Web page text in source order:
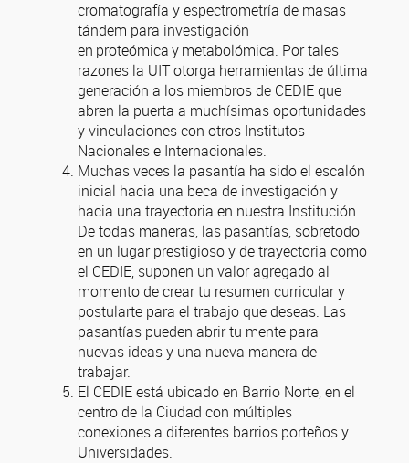
cromatografía y espectrometría de masas
tándem para investigación
en proteómica y metabolómica. Por tales
razones la UIT otorga herramientas de última
generación a los miembros de CEDIE que
abren la puerta a muchísimas oportunidades
y vinculaciones con otros Institutos
Nacionales e Internacionales.
Muchas veces la pasantía ha sido el escalón
inicial hacia una beca de investigación y
hacia una trayectoria en nuestra Institución.
De todas maneras, las pasantías, sobretodo
en un lugar prestigioso y de trayectoria como
el CEDIE, suponen un valor agregado al
momento de crear tu resumen curricular y
postularte para el trabajo que deseas. Las
pasantías pueden abrir tu mente para
nuevas ideas y una nueva manera de
trabajar.
El CEDIE está ubicado en Barrio Norte, en el
centro de la Ciudad con múltiples
conexiones a diferentes barrios porteños y
Universidades.